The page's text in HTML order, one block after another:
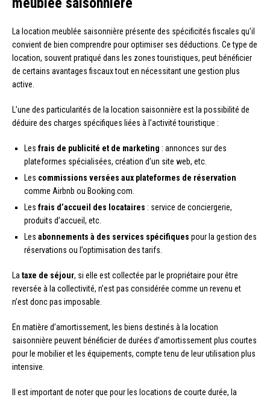
La location meublée saisonnière présente des spécificités fiscales qu’il
convient de bien comprendre pour optimiser ses déductions. Ce type de
location, souvent pratiqué dans les zones touristiques, peut bénéficier
de certains avantages fiscaux tout en nécessitant une gestion plus
active.
L’une des particularités de la location saisonnière est la possibilité de
déduire des charges spécifiques liées à l’activité touristique :
Les frais de publicité et de marketing : annonces sur des
plateformes spécialisées, création d’un site web, etc.
Les commissions versées aux plateformes de réservation
comme Airbnb ou Booking.com.
Les frais d’accueil des locataires : service de conciergerie,
produits d’accueil, etc.
Les abonnements à des services spécifiques pour la gestion des
réservations ou l’optimisation des tarifs.
La taxe de séjour, si elle est collectée par le propriétaire pour être
reversée à la collectivité, n’est pas considérée comme un revenu et
n’est donc pas imposable.
En matière d’amortissement, les biens destinés à la location
saisonnière peuvent bénéficier de durées d’amortissement plus courtes
pour le mobilier et les équipements, compte tenu de leur utilisation plus
intensive.
Il est important de noter que pour les locations de courte durée, la